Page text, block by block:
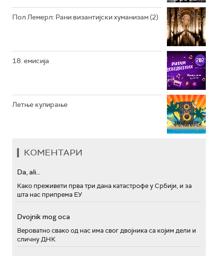
Пол Лемерл: Рани византијски хуманизам (2)
18. емисија
Летње кулирање
КОМЕНТАРИ
Da, ali...
Како преживети прва три дана катастрофе у Србији, и за
шта нас припрема ЕУ
Dvojnik mog oca
Вероватно свако од нас има свог двојника са којим дели и
сличну ДНК